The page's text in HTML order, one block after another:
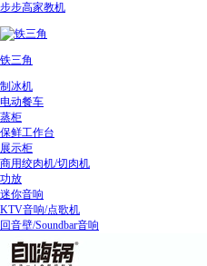
步步高家教机
铁三角
制冰机
电动餐车
蒸柜
保鲜工作台
展示柜
商用绞肉机/切肉机
功放
迷你音响
KTV音响/点歌机
回音壁/Soundbar音响